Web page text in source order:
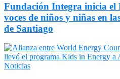
Fundación Integra inicia el
voces de niños y niñas en
de Santiago
Noticias